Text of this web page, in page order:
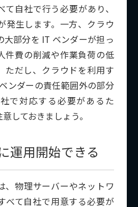
自社で行う必要があり、
発生します。一方、クラウ
大部分を IT ベンダーが担っ
件費の削減や作業負荷の低
ただし、クラウドを利用す
ンダーの責任範囲外の部分
で対応する必要があるた
しておきましょう。
運用開始できる
、物理サーバーやネットワ
べて自社で用意する必要が